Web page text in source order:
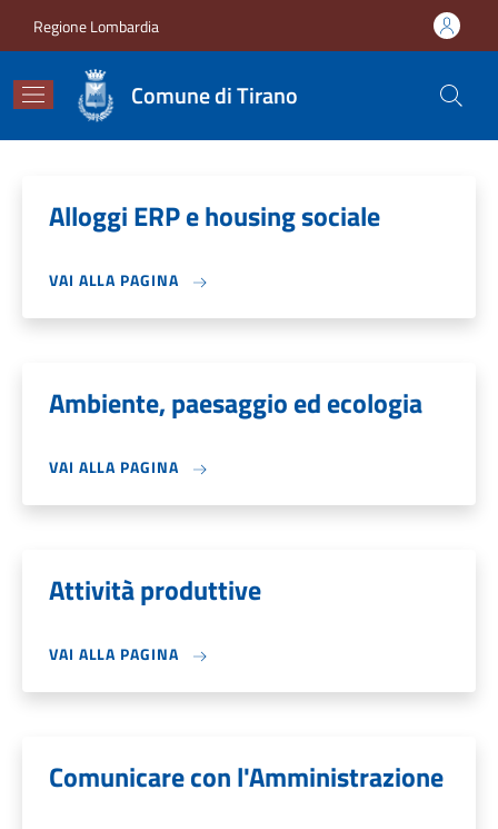
Regione Lombardia
Comune di Tirano
Alloggi ERP e housing sociale
VAI ALLA PAGINA
Ambiente, paesaggio ed ecologia
VAI ALLA PAGINA
Attività produttive
VAI ALLA PAGINA
Comunicare con l'Amministrazione